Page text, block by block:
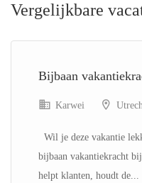
Vergelijkbare
Bijbaan
Karwei
Wil je deze vakantie
bijbaan vakantiekracht
helpt klanten, houdt de...